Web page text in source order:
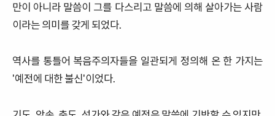
만이 아니라 말씀이 그를 다스리고 말씀에 의해 살아가는 사람
이라는의미를갖게 되었다.
역사를 통틀어 복음주의자들을 일관되게 정의해 온 한 가지는
'예전에 대한불신'이었다.